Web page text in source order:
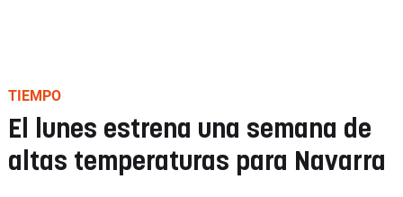
TIEMPO
El lunes estrena una semana de
altas temperaturas para Navarra